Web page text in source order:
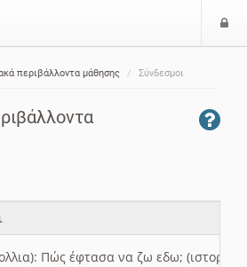
περιβάλλοντα μάθησης Σύνδεσμοι
Πώς έφτασα να ζω εδω; (ιστορια)